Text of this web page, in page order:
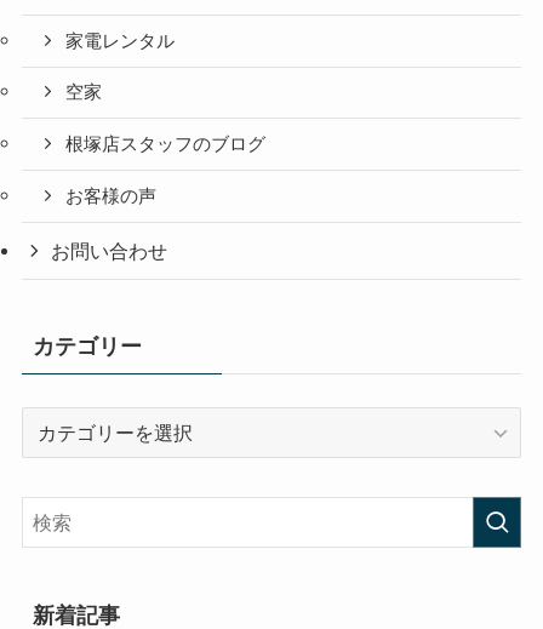
家電レンタル
空家
根塚店スタッフのブログ
お客様の声
お問い合わせ
カテゴリー
リ
ー
新着記事